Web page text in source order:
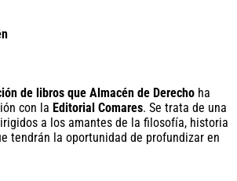
de libros que Almacén de Derecho ha
con la Editorial Comares. Se trata de una
a los amantes de la filosofía, historia
tendrán la oportunidad de profundizar en